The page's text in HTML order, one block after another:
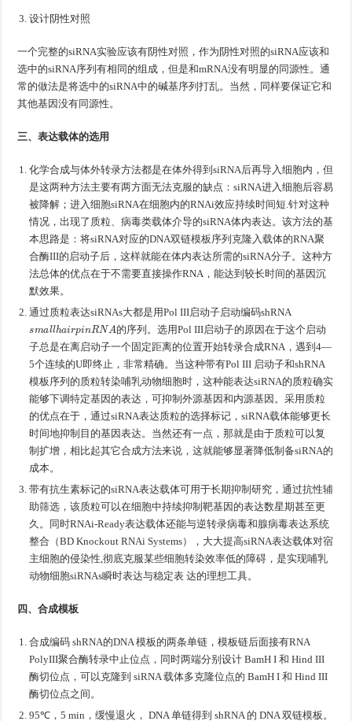
设计阴性对照
一个完整的siRNA实验应该有阴性对照，作为阴性对照的siRNA应该和
选中的siRNA序列有相同的组成，但是和mRNA没有明显的同源性。通
常的做法是将选中的siRNA中的碱基序列打乱。当然，同样要保证它和
其他基因没有同源性。
三、表达载体的选用
化学合成与体外转录方法都是在体外得到siRNA后再导入细胞内，但
是这两种方法主要有两方面无法克服的缺点：siRNA进入细胞后容易
被降解；进入细胞siRNA在细胞内的RNAi效应持续时间短.针对这种
情况，出现了质粒、病毒类载体介导的siRNA体内表达。该方法的基
本思路是：将siRNA对应的DNA双链模板序列克隆入载体的RNA聚
合酶III的启动子后，这样就能在体内表达所需的siRNA分子。这种方
法总体的优点在于不需要直接操作RNA，能达到较长时间的基因沉
默效果。
通过质粒表达siRNAs大都是用Pol III启动子启动编码shRNA
lha rp nR NA
的序列。选用Pol III启动子的原因在于这个启动
子总是在离启动子一个固定距离的位置开始转录合成RNA，遇到4—
5个连续的U即终止，非常精确。当这种带有Pol III 启动子和shRNA
模板序列的质粒转染哺乳动物细胞时，这种能表达siRNA的质粒确实
能够下调特定基因的表达，可抑制外源基因和内源基因。采用质粒
的优点在于，通过siRNA表达质粒的选择标记，siRNA载体能够更长
时间地抑制目的基因表达。当然还有一点，那就是由于质粒可以复
制扩增，相比起其它合成方法来说，这就能够显著降低制备siRNA的
成本。
带有抗生素标记的siRNA表达载体可用于长期抑制研究，通过抗性辅
助筛选，该质粒可以在细胞中持续抑制靶基因的表达数星期甚至更
久。同时RNAi-Ready表达载体还能与逆转录病毒和腺病毒表达系统
整合（BD Knockout RNAi Systems），大大提高siRNA表达载体对宿
主细胞的侵染性,彻底克服某些细胞转染效率低的障碍，是实现哺乳
动物细胞siRNAs瞬时表达与稳定表 达的理想工具。
四、合成模板
合成编码 shRNA的DNA 模板的两条单链，模板链后面接有RNA
PolyIII聚合酶转录中止位点，同时两端分别设计 BamH I 和 Hind III
酶切位点，可以克隆到 siRNA 载体多克隆位点的 BamH I 和 Hind III
酶切位点之间。
95℃，5 min，缓慢退火， DNA 单链得到 shRNA 的 DNA 双链模板。